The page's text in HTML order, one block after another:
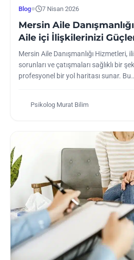
Blog● 7 Nisan 2026
Mersin Aile
Aile içi İlişkilerinizi
Mersin Aile Danışmanlığı Hizmetleri,
sorunları ve çatışmaları sağlıklı bir
profesyonel bir yol haritası sunar.
Psikolog Murat Bilim